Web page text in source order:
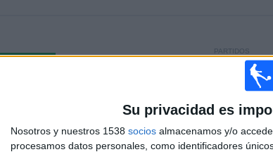
Su privacidad es
Nosotros y nuestros 1538 socios almacenamos y/o
procesamos datos personales, como identificadores
112 (62.22%)
PARTIDOS
CONSECUTIVOS
DE PAGO